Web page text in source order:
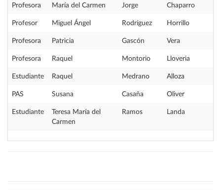
Profesora María del Carmen Jorge Chaparro
Profesor Miguel Ángel Rodríguez Horrillo
Profesora Patricia Gascón Vera
Profesora Raquel Montorio Lloveria
Estudiante Raquel Medrano Alloza
PAS Susana Casaña Oliver
Estudiante
Teresa María del
Carmen
Ramos Landa